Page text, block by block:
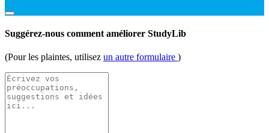
Suggérez-nous comment améliorer StudyLib
(Pour les plaintes, utilisez un autre formulaire )